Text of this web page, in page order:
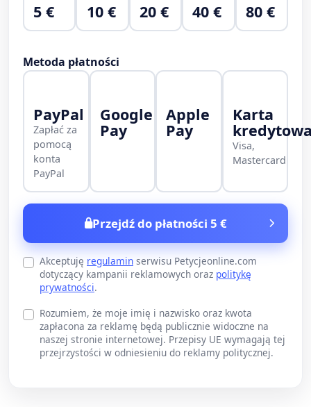
5 € 10 € 20 € 40 € 80 €
Metoda płatności
PayPal
Zapłać za
pomocą
konta
PayPal
Google
Pay
Apple
Pay
Karta
Visa,
Mastercard
Przejdź do płatności 5 €
Akceptuję regulamin serwisu Petycjeonline.com
dotyczący kampanii reklamowych oraz politykę
prywatności.
Rozumiem, że moje imię i nazwisko oraz kwota
zapłacona za reklamę będą publicznie widoczne na
naszej stronie internetowej. Przepisy UE wymagają tej
przejrzystości w odniesieniu do reklamy politycznej.